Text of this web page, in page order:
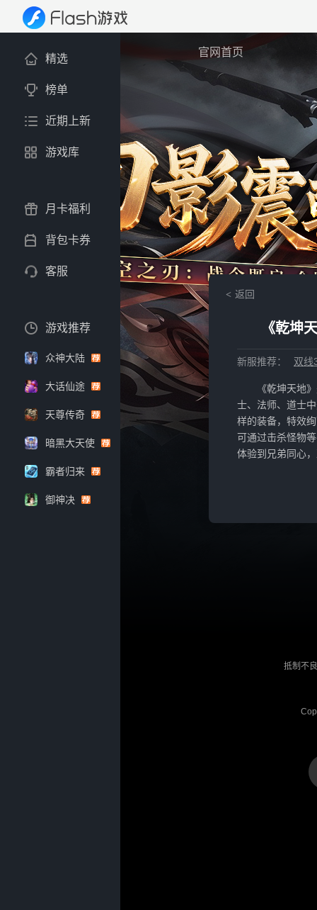
官网首页
返回
《乾坤
新服推荐： 双线
《乾坤天地
士、法师、道士
样的装备，特效
可通过击杀怪物
体验到兄弟同心
精选
榜单
近期上新
游戏库
月卡福利
背包卡券
客服
游戏推荐
众神大陆
大话仙途
天尊传奇
暗黑大天使
霸者归来
御神决
抵制不